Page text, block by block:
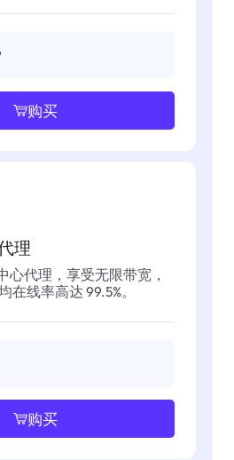
购买
理
心代理，享受无限带宽，
在线率高达 99.5%。
购买